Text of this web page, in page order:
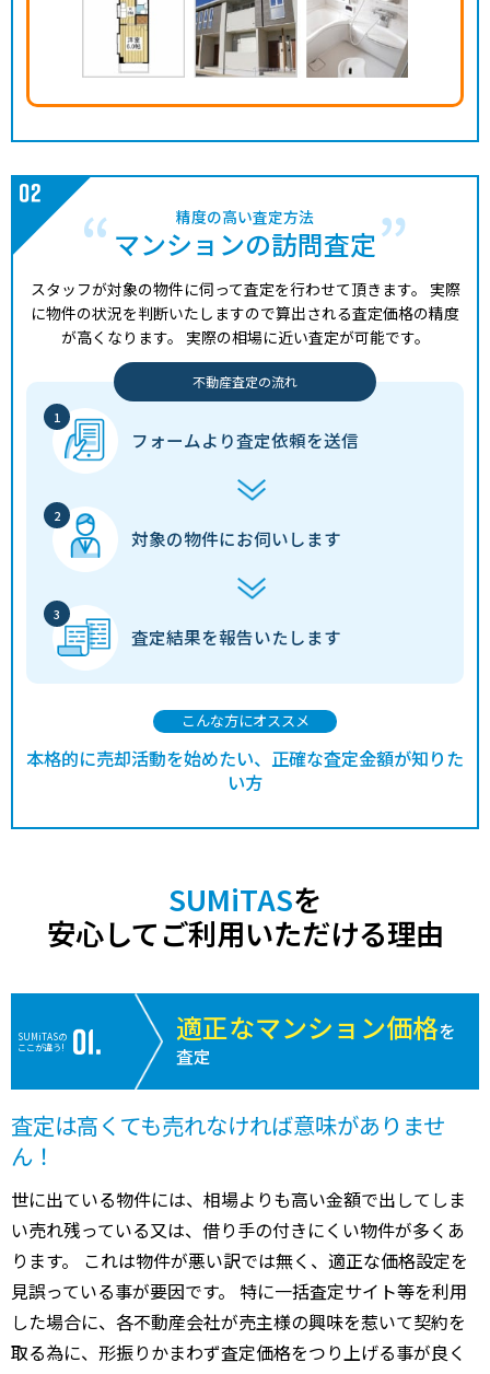
精度の高い査定方法
マンションの訪問査定
スタッフが対象の物件に伺って査定を行わせて頂きます。 実際
に物件の状況を判断いたしますので算出される査定価格の精度
が高くなります。 実際の相場に近い査定が可能です。
不動産査定の流れ
フォームより査定依頼を送信
対象の物件にお伺いします
査定結果を報告いたします
こんな方にオススメ
本格的に売却活動を始めたい、正確な査定金額が知りた
い方
SUMiTASを
安心してご利用いただける理由
SUMiTASの
ここが違う!
適正なマンション価格を
査定
査定は高くても売れなければ意味がありませ
ん！
世に出ている物件には、相場よりも高い金額で出してしま
い売れ残っている又は、借り手の付きにくい物件が多くあ
ります。 これは物件が悪い訳では無く、適正な価格設定を
見誤っている事が要因です。 特に一括査定サイト等を利用
した場合に、各不動産会社が売主様の興味を惹いて契約を
取る為に、形振りかまわず査定価格をつり上げる事が良く